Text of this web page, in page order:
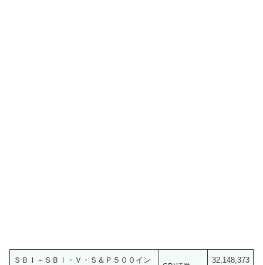
ＳＢＩ－ＳＢＩ・Ｖ・Ｓ＆Ｐ５００イン 32,148,373